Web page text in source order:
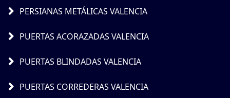
PERSIANAS METÁLICAS VALENCIA
PUERTAS ACORAZADAS VALENCIA
PUERTAS BLINDADAS VALENCIA
PUERTAS CORREDERAS VALENCIA